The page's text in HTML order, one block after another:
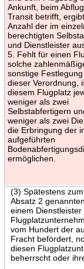
Ankunft, beim
Transit betrifft,
Anzahl der im
berechtigten
und Dienstleister
5. Fehlt für einen
solche
sonstige
dieser Verordnung,
diesem Flugplatz
weniger als zwei
Selbstabfertigern
weniger als zwei
die Erbringung der
aufgeführten
ermöglichen.
(3) Spätestens
Absatz 2
einem
vom Hundert der
Fracht befördert,
diesen
beherrscht oder